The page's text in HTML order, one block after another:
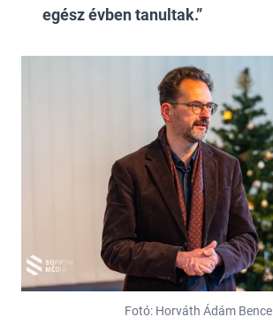
egész évben tanultak.
Fotó: Horváth Ádám Bence